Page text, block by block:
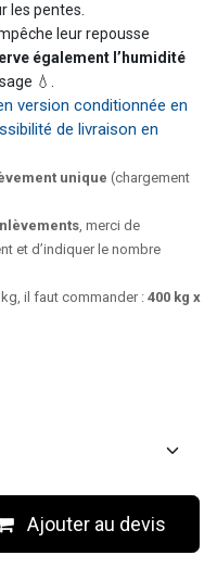
les pentes.
leur repousse
également l’humidité
💧.
version conditionnée en
de livraison en
unique (chargement
, merci de
et d’indiquer le nombre
il faut commander : 400 kg x
Ajouter au devis